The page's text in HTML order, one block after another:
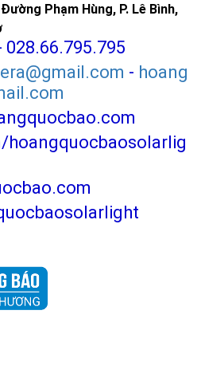
Phạm Hùng, P. Lê Bình,
028.66.795.795
- hoang
hoangquocbaosolarlig